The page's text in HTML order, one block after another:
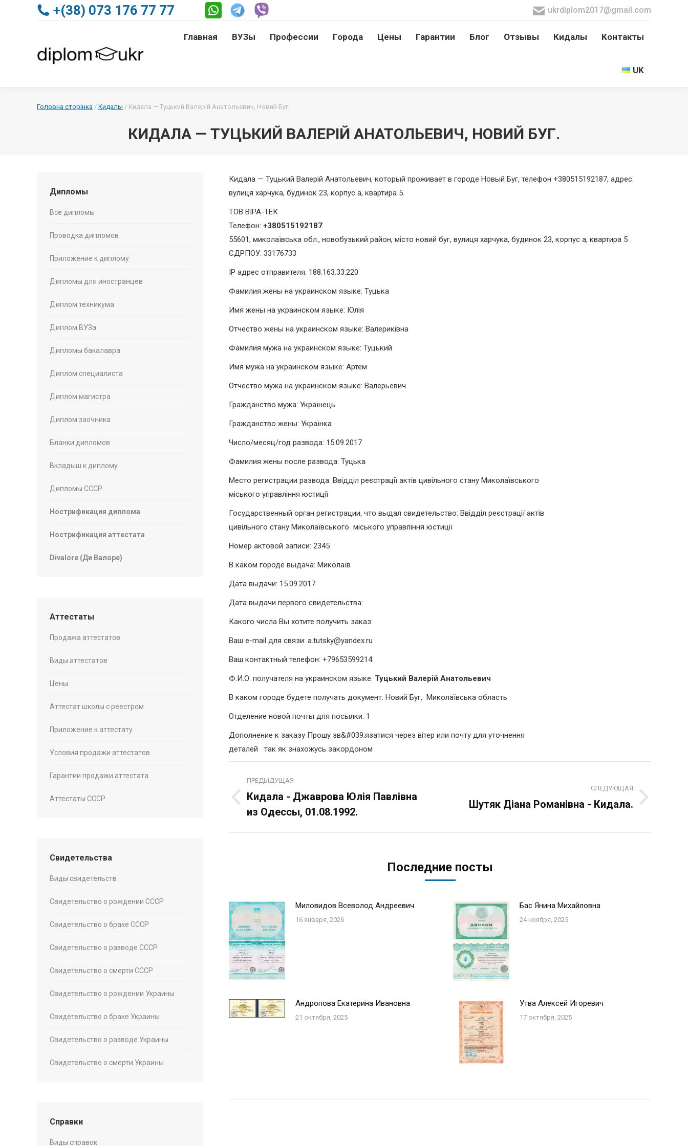
+(38) 073 176 77 77 ukrdiplom2017@gmail.com
Главная ВУЗы Профессии Города Цены Гарантии Блог Отзывы Кидалы Контакты
UK
Головна сторінка / Кидалы / Кидала — Туцький Валерій Анатольевич, Новий Буг.
КИДАЛА — ТУЦЬКИЙ ВАЛЕРІЙ АНАТОЛЬЕВИЧ, НОВИЙ БУГ.
Кидала — Туцький Валерій Анатольевич, который проживает в городе Новый Буг, телефон +380515192187, адрес:
вулиця харчука, будинок 23, корпус а, квартира 5.
ТОВ ВІРА-ТЕК
Телефон: +380515192187
55601, миколаївська обл., новобузький район, місто новий буг, вулиця харчука, будинок 23, корпус а, квартира 5
ЄДРПОУ: 33176733
IP адрес отправителя: 188.163.33.220
Фамилия жены на украинском языке: Туцька
Имя жены на украинском языке: Юлiя
Отчество жены на украинском языке: Валерикiвна
Фамилия мужа на украинском языке: Туцький
Имя мужа на украинском языке: Артем
Отчество мужа на украинском языке: Валерьевич
Гражданство мужа: Українець
Гражданство жены: Українка
Число/месяц/год развода: 15.09.2017
Фамилия жены после развода: Туцька
Место регистрации развода: Ввідділ реєстрації актів цивільного стану Миколаївського
міського управління юстиції
Государственный орган регистрации, что выдал свидетельство: Ввідділ реєстрації актів
цивільного стану Миколаївського міського управління юстиції
Номер актовой записи: 2345
В каком городе выдача: Миколаїв
Дата выдачи: 15.09.2017
Дата выдачи первого свидетельства:
Какого числа Вы хотите получить заказ:
Ваш e-mail для связи: a.tutsky@yandex.ru
Ваш контактный телефон: +79653599214
Ф.И.О. получателя на украинском языке: Туцький Валерій Анатольевич
В каком городе будете получать документ: Новий Буг, Миколаївська область
Отделение новой почты для посылки: 1
Дополнение к заказу Прошу зв&#039;язатися через вітер или почту для уточнення
деталей так як знахожусь закордоном
Навигация
по
записям
ПРЕДЫДУЩАЯ
Предыдущая
запись:
Кидала - Джаврова Юлія Павлівна
из Одессы, 01.08.1992.
СЛЕДУЮЩАЯ
Следующая
Шутяк Діана Романівна - Кидала.
Последние посты
Миловидов Всеволод Андреевич
16 января, 2026
Бас Янина Михайловна
24 ноября, 2025
Андропова Екатерина Ивановна
21 октября, 2025
Утва Алексей Игоревич
17 октября, 2025
Дипломы
Все дипломы
Проводка дипломов
Приложение к диплому
Дипломы для иностранцев
Диплом техникума
Диплом ВУЗа
Дипломы бакалавра
Диплом специалиста
Диплом магистра
Диплом заочника
Бланки дипломов
Вкладыш к диплому
Дипломы СССР
Нострификация диплома
Нострификация аттестата
Divalore (Ди Валоре)
Аттестаты
Продажа аттестатов
Виды аттестатов
Цены
Аттестат школы с реестром
Приложение к аттестату
Условия продажи аттестатов
Гарантии продажи аттестата
Аттестаты СССР
Свидетельства
Виды свидетельств
Свидетельство о рождении СССР
Свидетельство о браке СССР
Свидетельство о разводе СССР
Свидетельство о смерти СССР
Свидетельство о рождении Украины
Свидетельство о браке Украины
Свидетельство о разводе Украины
Свидетельство о смерти Украины
Справки
Виды справок
Главная ВУЗы Отзывы Кидалы Контакты